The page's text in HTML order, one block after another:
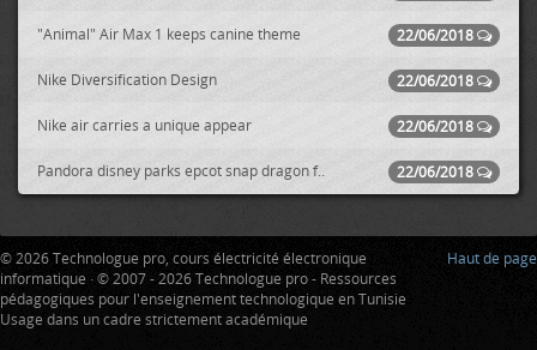
22/06/2018
"Animal" Air Max 1 keeps canine theme
22/06/2018
Nike Diversification Design
22/06/2018
Nike air carries a unique appear
22/06/2018
Pandora disney parks epcot snap dragon f..
Haut de page
© 2026 Technologue pro, cours électricité électronique
informatique · © 2007 - 2026 Technologue pro - Ressources
pédagogiques pour l'enseignement technologique en Tunisie
Usage dans un cadre strictement académique